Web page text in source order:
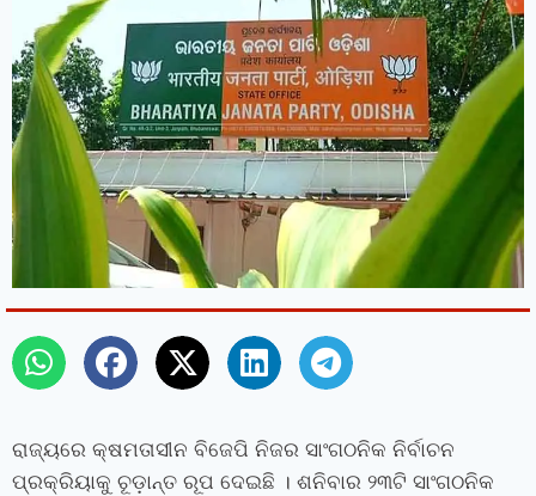
ରାଜ୍ୟରେ କ୍ଷମତାସୀନ ବିଜେପି ନିଜର ସାଂଗଠନିକ ନିର୍ବାଚନ
ପ୍ରକ୍ରିୟାକୁ ଚୂଡ଼ାନ୍ତ ରୂପ ଦେଇଛି । ଶନିବାର ୨୩ଟି ସାଂଗଠନିକ